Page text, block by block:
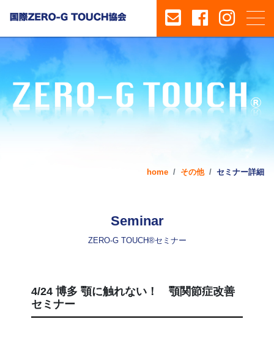
home その他 セミナー詳細
Seminar
ZERO-G TOUCH®セミナー
4/24 博多 顎に触れない！ 顎関節症改善
セミナー